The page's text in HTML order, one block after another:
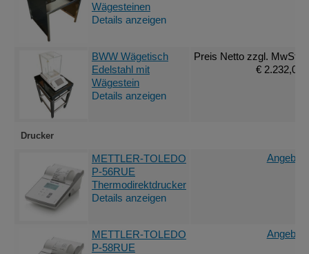
Wägesteinen
Details anzeigen
BWW Wägetisch
Edelstahl mit
Wägestein
Details anzeigen
Preis Netto zzgl. MwSt.
€ 2.232,00
Drucker
METTLER-TOLEDO
P-56RUE
Thermodirektdrucker
Details anzeigen
Angebot
METTLER-TOLEDO
P-58RUE
Angebot